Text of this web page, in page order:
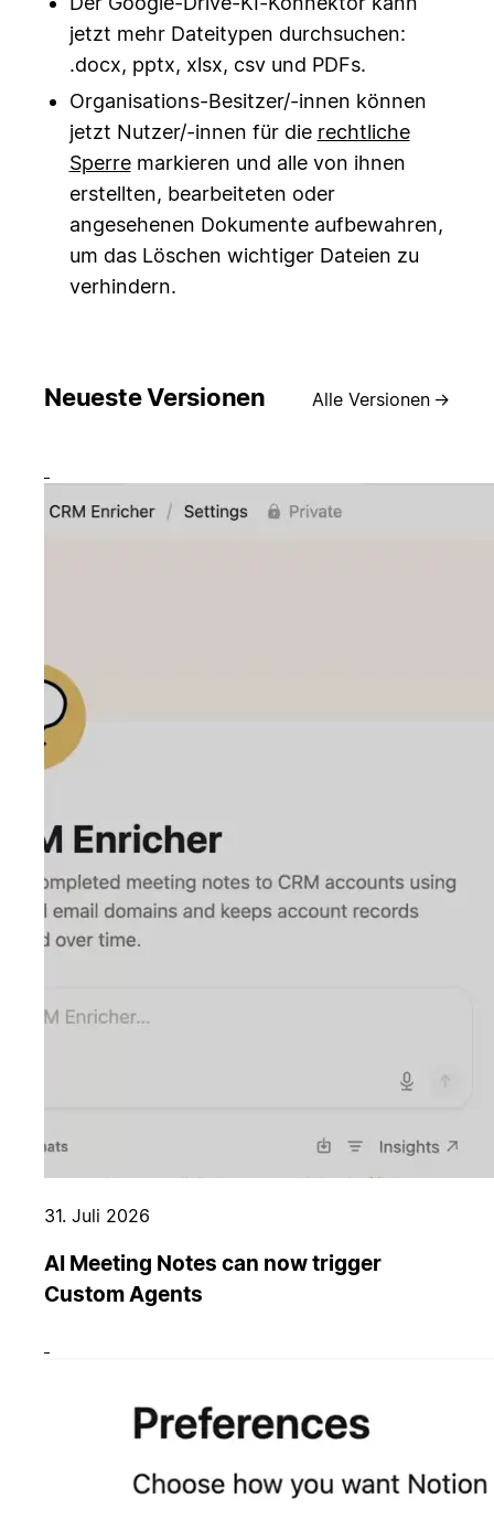
jetzt mehr Dateitypen durchsuchen:
.docx, pptx, xlsx, csv und PDFs.
Organisations-Besitzer/-innen können
jetzt Nutzer/-innen für die rechtliche
Sperremarkieren und alle von ihnen
erstellten, bearbeiteten oder
angesehenen Dokumente aufbewahren,
um das Löschen wichtiger Dateien zu
verhindern.
Neueste Versionen Alle Versionen →
31. Juli 2026
AI Meeting Notes can now trigger
Custom Agents